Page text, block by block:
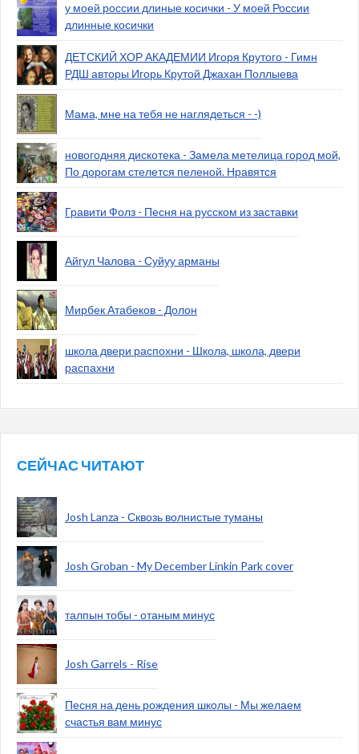
у моей россии длиные косички - У моей России
длинные косички
ДЕТСКИЙ ХОР АКАДЕМИИ Игоря Крутого - Гимн
РДШ авторы Игорь Крутой Джахан Поллыева
Мама, мне на тебя не наглядеться - -)
новогодняя дискотека - Замела метелица город мой,
По дорогам стелется пеленой. Нравятся
Гравити Фолз - Песня на русском из заставки
Айгул Чалова - Суйуу арманы
Мирбек Атабеков - Долон
школа двери распохни - Школа, школа, двери
распахни
СЕЙЧАС ЧИТАЮТ
Josh Lanza - Сквозь волнистые туманы
Josh Groban - My December Linkin Park cover
талпын тобы - отаным минус
Josh Garrels - Rise
Песня на день рождения школы - Мы желаем
счастья вам минус